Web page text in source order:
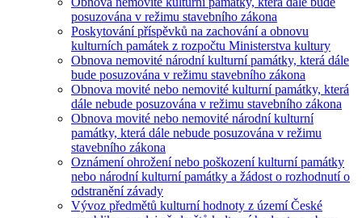
posuzována v režimu stavebního zákona
Poskytování příspěvků na zachování a obnovu
kulturních památek z rozpočtu Ministerstva kultury
Obnova nemovité národní kulturní památky, která dále
bude posuzována v režimu stavebního zákona
Obnova movité nebo nemovité kulturní památky, která
dále nebude posuzována v režimu stavebního zákona
Obnova movité nebo nemovité národní kulturní
památky, která dále nebude posuzována v režimu
stavebního zákona
Oznámení ohrožení nebo poškození kulturní památky
nebo národní kulturní památky a žádost o rozhodnutí o
odstranění závady
Vývoz předmětů kulturní hodnoty z území České